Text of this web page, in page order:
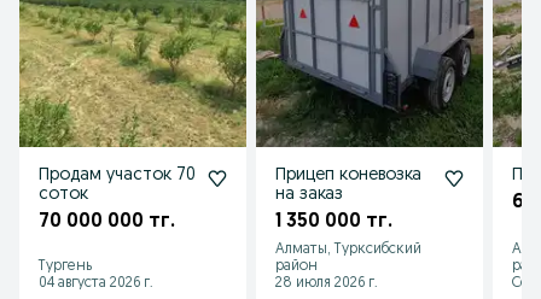
Продам участок 70
соток
70 000 000 тг.
Тургень
04 августа 2026 г.
Прицеп коневозка
на заказ
1 350 000 тг.
Алматы, Турксибский
район
28 июля 2026 г.